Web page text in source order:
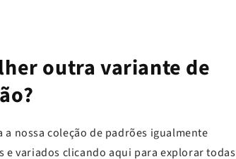
outra variante de
a nossa coleção de padrões igualmente
e variados clicando aqui para explorar todas